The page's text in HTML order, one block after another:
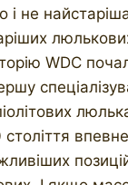
і не
WDC